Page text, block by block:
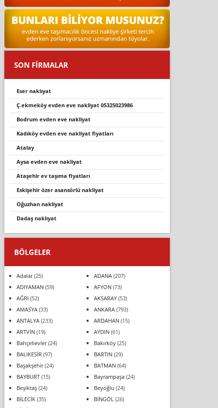
SON FİRMALAR
eser nakliyat
ç.ekmeköy evden eve nakliyat 05325023986
bodrum evden eve nakliyat
kadıköy evden eve nakliyat fiyatları
atalay
aysa evden eve nakliyat
ataşehir ev taşıma fiyatları
eski̇şehi̇r özer asansörlü nakli̇yat
oğuzhan nakliyat
dadaş naklıyat
BÖLGELER
Adalar(25) ADANA(207)
ADIYAMAN(59) AFYON(73)
AĞRI (52) AKSARAY(53)
AMASYA(33) ANKARA(793)
ANTALYA(233) ARDAHAN(15)
ARTVİN(19) AYDIN(61)
Bahçelievler(24) Bakırköy(25)
BALIKESİR (97) BARTIN(29)
Başakşehir(24) BATMAN(64)
BAYBURT(15) Bayrampaşa(24)
Beşiktaş(24) Beyoğlu (24)
BİLECİK(35) BİNGÖL (26)